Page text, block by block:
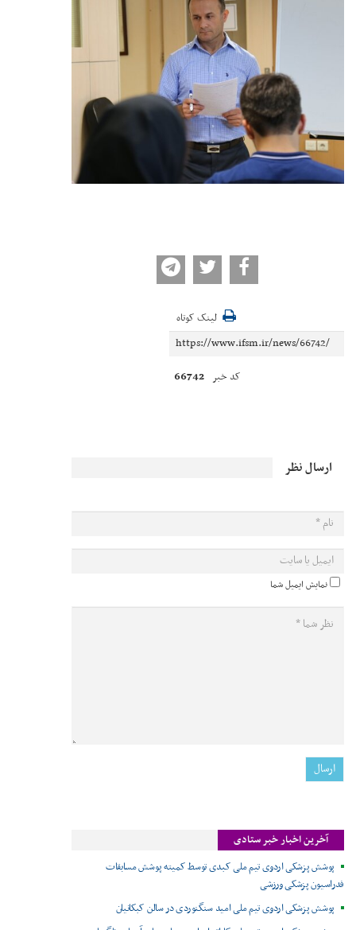
لینک کوتاه
کد خبر 66742
ارسال نظر
نمایش ایمیل شما
آخرین اخبار خبر ستادی
پوشش پزشکی اردوی تیم ملی کبدی توسط کمیته پوشش مسابقات
فدراسیون پزشکی ورزشی
پوشش پزشکی اردوی تیم ملی امید سنگنوردی در سالن کبکانیان